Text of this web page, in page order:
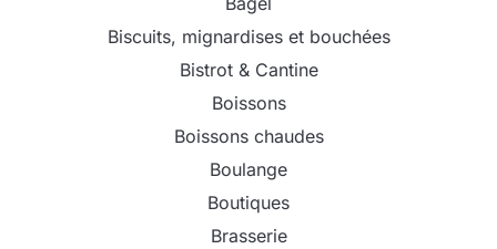
Biscuits, mignardises et bouchées
Bistrot & Cantine
Boissons
Boissons chaudes
Boulange
Boutiques
Brasserie